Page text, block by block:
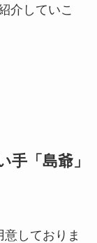
介していこ
「島爺」
しておりま